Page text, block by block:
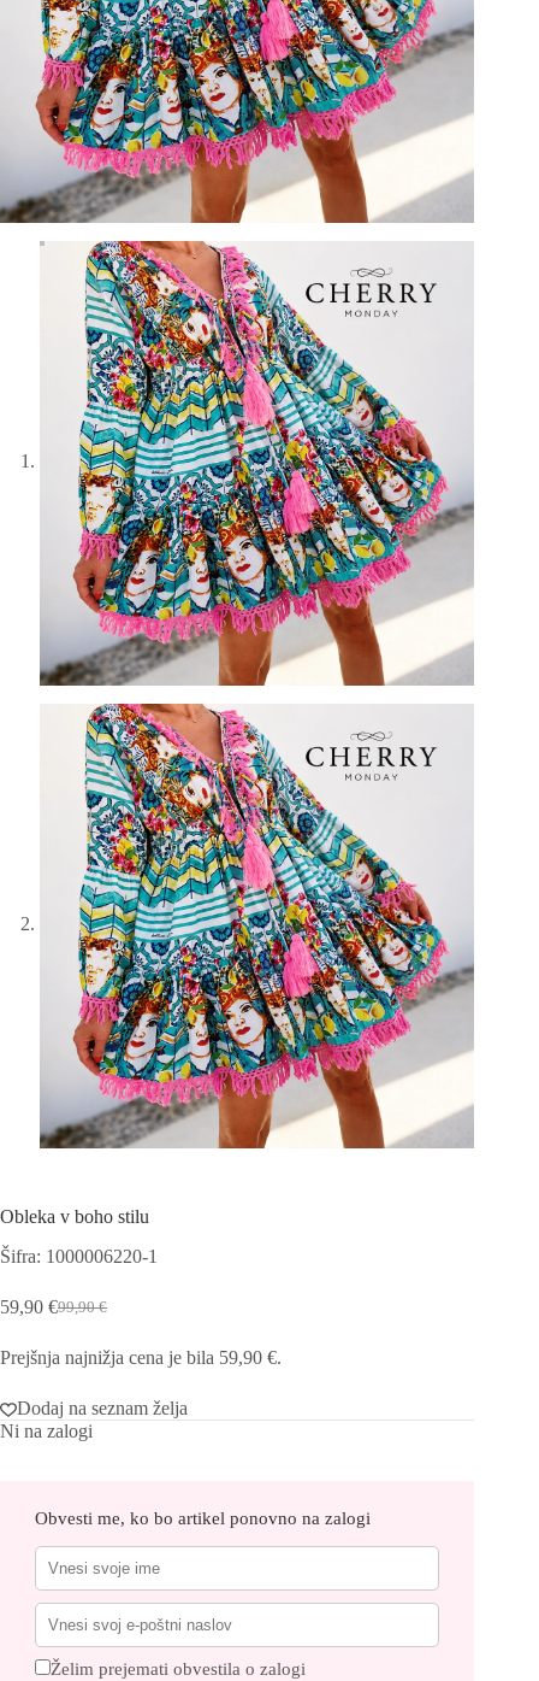
Obleka v boho stilu
Šifra: 1000006220-1
99,90€
Izvirna
je
99,90 €.
59,90 €Trenutna
je:
Prejšnja najnižja cena je bila 59,90 €.
Dodaj na seznam želja
Ni na zalogi
Obvesti me, ko bo artikel ponovno na zalogi
Želim prejemati obvestila o zalogi